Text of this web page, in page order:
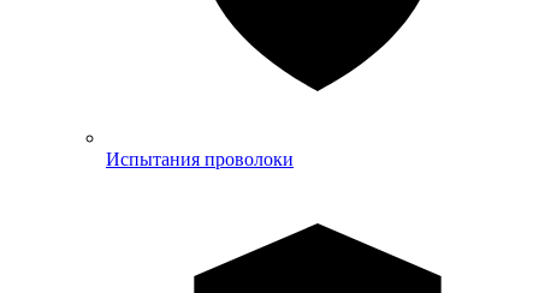
Испытания проволоки